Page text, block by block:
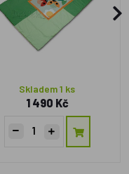
Skladem 1 ks
1 490 Kč